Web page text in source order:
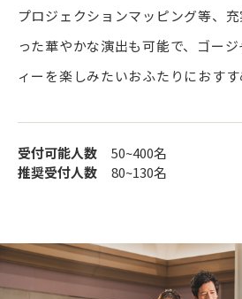
プロジェクションマッピング等、
った華やかな演出も可能で、ゴー
ィーを楽しみたいおふたりにおすす
受付可能人数 50~400名
推奨受付人数 80~130名